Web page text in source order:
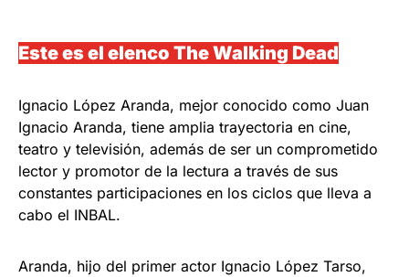
Este es el elenco The Walking Dead
Ignacio López Aranda, mejor conocido como Juan
Ignacio Aranda, tiene amplia trayectoria en cine,
teatro y televisión, además de ser un comprometido
lector y promotor de la lectura a través de sus
constantes participaciones en los ciclos que lleva a
cabo el INBAL.
Aranda, hijo del primer actor Ignacio López Tarso,